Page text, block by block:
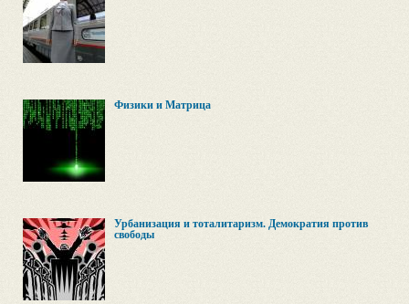
Физики и Матрица
Урбанизация и тоталитаризм. Демократия против
свободы